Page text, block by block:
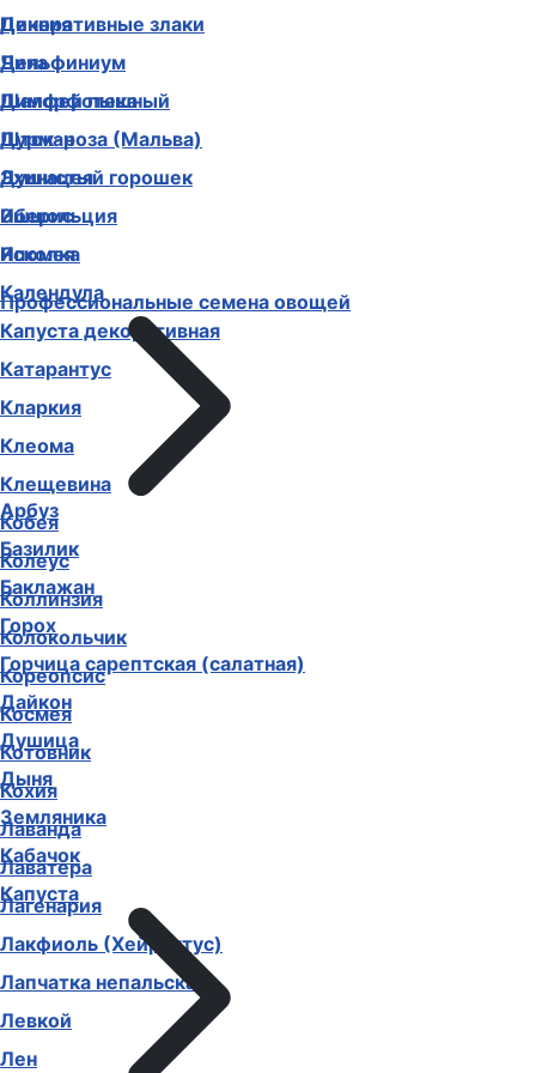
Декоративные злаки
Дельфиниум
Диморфотека
Дурман
Душистый горошек
Иберис
Ипомея
Календула
Капуста декоративная
Катарантус
Кларкия
Клеома
Клещевина
Кобея
Колеус
Коллинзия
Колокольчик
Кореопсис
Космея
Котовник
Кохия
Лаванда
Лаватера
Лагенария
Лакфиоль (Хейрантус)
Лапчатка непальская
Левкой
Лен
Цинния
Чина
Шалфей пышный
Шток-роза (Мальва)
Эхинацея
Эшшольция
Ясколка
Профессиональные семена овощей
Арбуз
Базилик
Баклажан
Горох
Горчица сарептская (салатная)
Дайкон
Душица
Дыня
Земляника
Кабачок
Капуста